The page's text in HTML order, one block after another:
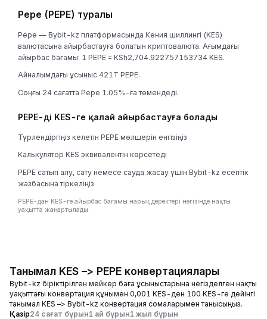
Pepe (PEPE) туралы
Pepe — Bybit-kz платформасында Кения шиллингі (KES)
валютасына айырбастауға болатын криптовалюта. Ағымдағы
айырбас бағамы: 1 PEPE = KSh2,704.922757153734 KES.
Айналымдағы ұсыныс 421T PEPE.
Соңғы 24 сағатта Pepe 1.05%-ға төмендеді.
PEPE-ді KES-ге қалай айырбастауға болады
Түрлендіргіңіз келетін PEPE мөлшерін енгізіңіз
Калькулятор KES эквивалентін көрсетеді
PEPE сатып алу, сату немесе сауда жасау үшін Bybit-kz есептік
жазбасына тіркеліңіз
PEPE-дан KES-ге айырбас бағамы нарық деректері негізінде нақты
уақытта жаңартылады.
Танымал KES –> PEPE конвертациялары
Bybit-kz біріктірілген мейкер баға ұсыныстарына негізделген нақты
уақыттағы конвертация құнымен 0,001 KES-ден 100 KES-ге дейінгі
танымал KES –> Bybit-kz конвертация сомаларымен танысыңыз.
Қазір24 сағат бұрын1 ай бұрын1 жыл бұрын